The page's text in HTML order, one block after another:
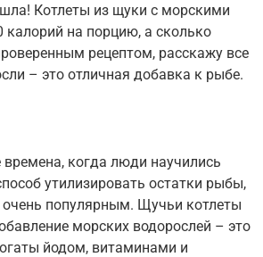
Котлеты из щуки с морскими
калорий на порцию, а сколько
рецептом, расскажу все
– это отличная добавка к рыбе.
когда люди научились
утилизировать остатки рыбы,
популярным. Щучьи котлеты
морских водорослей – это
йодом, витаминами и